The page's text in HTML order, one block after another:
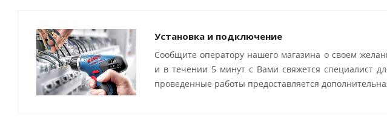
Установка и подключение
Сообщите оператору нашего магазина о своем
и в течении 5 минут с Вами свяжется специалист
проведенные работы предоставляется